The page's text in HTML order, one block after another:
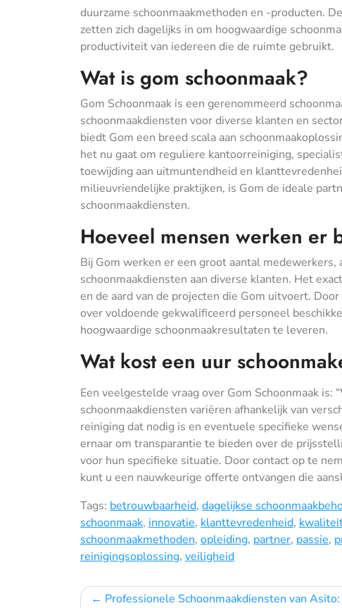
duurzame schoonmaakmethoden en -producten.
zetten zich dagelijks in om hoogwaardige
productiviteit van iedereen die de ruimte gebruikt.
Wat is gom schoonmaak?
Gom Schoonmaak is een gerenommeerd
schoonmaakdiensten voor diverse klanten en
biedt Gom een breed scala aan
het nu gaat om reguliere kantoorreiniging,
toewijding aan uitmuntendheid en
milieuvriendelijke praktijken, is Gom de ideale
schoonmaakdiensten.
Hoeveel mensen werken er
Bij Gom werken er een groot aantal
schoonmaakdiensten aan diverse klanten. Het
en de aard van de projecten die Gom uitvoert.
over voldoende gekwalificeerd personeel
hoogwaardige schoonmaakresultaten te leveren.
Wat kost een uur
Een veelgestelde vraag over Gom Schoonmaak is:
schoonmaakdiensten variëren afhankelijk van
reiniging dat nodig is en eventuele specifieke
ernaar om transparantie te bieden over de
voor hun specifieke situatie. Door contact op te
kunt u een nauwkeurige offerte ontvangen die
Tags: betrouwbaarheid, dagelijkse
schoonmaak, innovatie, klanttevredenheid,
schoonmaakmethoden, opleiding, partner, passie,
reinigingsoplossing, veiligheid
Bericht
Professionele Schoonmaakdiensten van